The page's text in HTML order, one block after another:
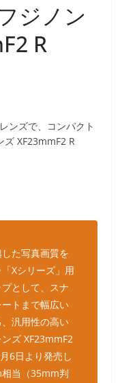
ジノン
R
ンズで、コンパクト
ズ XF23mmF2 R
た写真画質を
Xシリーズ」用
として、スナ
トまで幅広い
汎用性の高い
ズ XF23mmF2
6日より発売し
当（35mm判